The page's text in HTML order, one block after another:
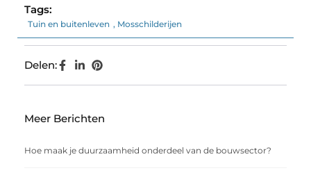
Tags:
Tuin en buitenleven , Mosschilderijen
Delen:
Meer Berichten
Hoe maak je duurzaamheid onderdeel van de bouwsector?